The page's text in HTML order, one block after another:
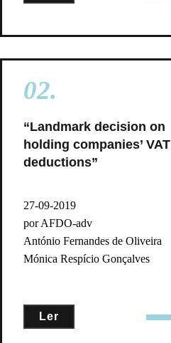
02.
“Landmark decision on
holding companies’ VAT
deductions”
27-09-2019
por AFDO-adv
António Fernandes de Oliveira
Mónica Respício Gonçalves
Ler